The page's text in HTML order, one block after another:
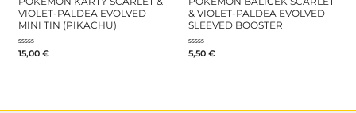
VIOLET-PALDEA EVOLVED
MINI TIN (PIKACHU)
Hodnotenie
15,00 €
& VIOLET-PALDEA EVOLVED
SLEEVED BOOSTER
Hodnotenie
5,50 €